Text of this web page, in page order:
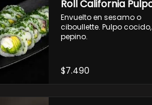
Roll California
Envuelto en sesamo o
ciboullette. Pulpo
pepino.
$7.490